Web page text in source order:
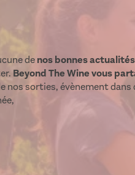
denos bonnes actualités
Beyond The Wine vous
nos sorties, évènement dans